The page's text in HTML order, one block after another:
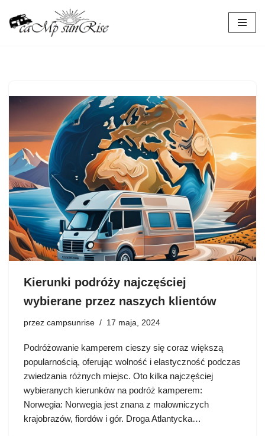
Przejdź
Kierunki podróży najczęściej
wybierane przez naszych klientów
przez campsunrise 17 maja, 2024
Podróżowanie kamperem cieszy się coraz większą
popularnością, oferując wolność i elastyczność podczas
zwiedzania różnych miejsc. Oto kilka najczęściej
wybieranych kierunków na podróż kamperem:
Norwegia: Norwegia jest znana z malowniczych
krajobrazów, fiordów i gór. Droga Atlantycka…